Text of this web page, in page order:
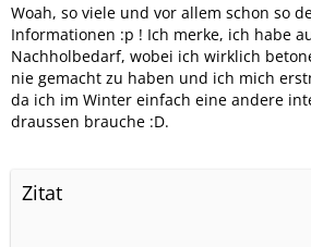
Woah, so viele und vor allem schon so
Informationen :p ! Ich merke, ich habe
Nachholbedarf, wobei ich wirklich
nie gemacht zu haben und ich mich
da ich im Winter einfach eine andere
draussen brauche :D.
Zitat